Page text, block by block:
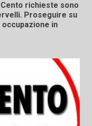
richieste sono
Proseguire su
in